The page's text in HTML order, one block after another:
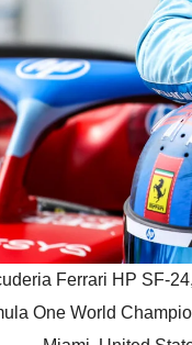
Ferrari HP SF-
One World